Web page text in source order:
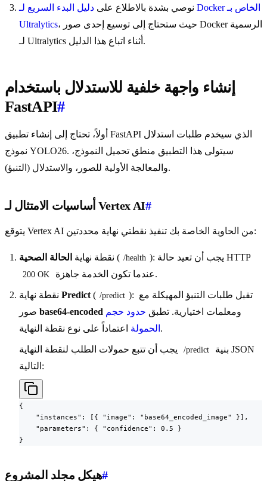
نوصي بشدة بالاطلاع على دليل البدء السريع لـ Docker الخاص بـ
Ultralytics، حيث ستحتاج إلى توسيع إحدى صور Docker الرسمية
لـ Ultralytics أثناء اتباع هذا الدليل.
إنشاء واجهة خلفية للاستدلال باستخدام
FastAPI#
أولاً، تحتاج إلى إنشاء تطبيق FastAPI الذي سيخدم طلبات استدلال
نموذج YOLO26. سيتولى هذا التطبيق منطق تحميل النموذج،
والمعالجة الأولية للصور، والاستدلال (التنبؤ).
أساسيات الامتثال لـ Vertex AI#
يتوقع Vertex AI من الحاوية الخاصة بك تنفيذ نقطتي نهاية محددتين:
نقطة نهاية الحالة الصحية ( /health ): يجب أن تعيد حالة HTTP
200 OK عندما تكون الخدمة جاهزة.
Predict /predict ): تقبل طلبات التنبؤ المهيكلة مع
base64-encoded ومعلمات اختيارية. تطبق حدود حجم
الحمولة اعتماداً على نوع نقطة النهاية.
/predict
التالية:
{
    "instances": [{ "image": "base64_encoded_image" }],
    "parameters": { "confidence": 0.5 }
}
هيكل مجلد المشروع#